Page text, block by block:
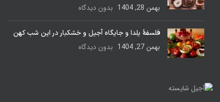
بهمن 28, 1404 بدون دیدگاه
فلسفهٔ یلدا و جایگاه آجیل و خشکبار در این شب کهن
بهمن 27, 1404 بدون دیدگاه